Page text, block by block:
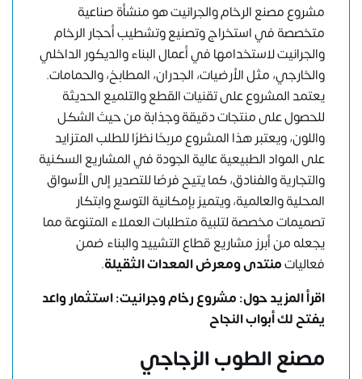
مشروع مصنع الرخام والجرانيت هو منشأة صناعية
متخصصة في استخراج وتصنيع وتشطيب أحجار الرخام
والجرانيت لاستخدامها في أعمال البناء والديكور الداخلي
والخارجي، مثل الأرضيات، الجدران، المطابخ، والحمامات.
يعتمد المشروع على تقنيات القطع والتلميع الحديثة
للحصول على منتجات دقيقة وجذابة من حيث الشكل
واللون، ويعتبر هذا المشروع مربحًا نظرًا للطلب المتزايد
على المواد الطبيعية عالية الجودة في المشاريع السكنية
والتجارية والفنادق، كما يتيح فرصًا للتصدير إلى الأسواق
المحلية والعالمية، ويتميز بإمكانية التوسع وابتكار
تصميمات مخصصة لتلبية متطلبات العملاء المتنوعة مما
يجعله من أبرز مشاريع قطاع التشييد والبناء ضمن
فعالياتمنتدى ومعرض المعدات الثقيلة.
اقرأ المزيد حول:مشروع رخام وجرانيت: استثمار واعد
يفتح لك أبواب النجاح
مصنع الطوب الزجاجي